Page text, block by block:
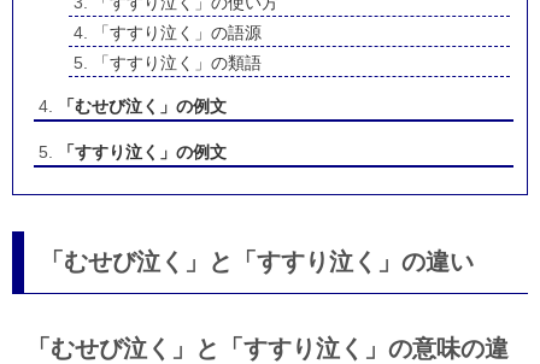
「すすり泣く」の語源
「すすり泣く」の類語
「むせび泣く」の例文
「すすり泣く」の例文
「むせび泣く」と「すすり泣く」の違い
「むせび泣く」と「すすり泣く」の意味の違